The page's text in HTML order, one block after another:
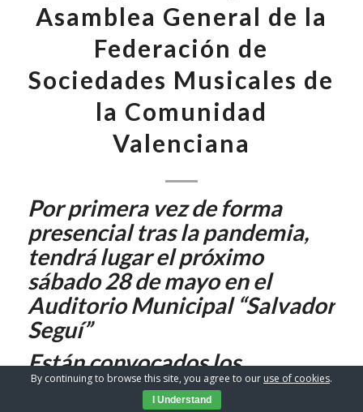
Asamblea General de la
Federación de
Sociedades Musicales de
la Comunidad
Valenciana
Por primera vez de forma
presencial tras la pandemia,
tendrá lugar el próximo
sábado 28 de mayo en el
Auditorio Municipal “Salvador
Seguí”
Están convocados los
representantes de 550
By continuing to browse this site, you agree to our use of cookies.
I Understand